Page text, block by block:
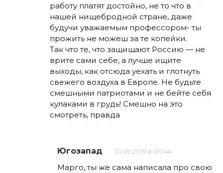
работу платят достойно, не то что в
нашей нищебродной стране, даже
будучи уважаемым профессором- ты
прожить не можеш за те копейки.
Так что те, что защищают Россию — не
врите сами себе, а лучше ищите
выходы, как отсюда уехать и глотнуть
свежего воздуха в Европе. Не будьте
смешными патриотами и не бейте себя
кулаками в грудь! Смешно на это
смотреть, правда
Югозапад 01.09.2019 в 00:44
Марго, ты же сама написала про свою